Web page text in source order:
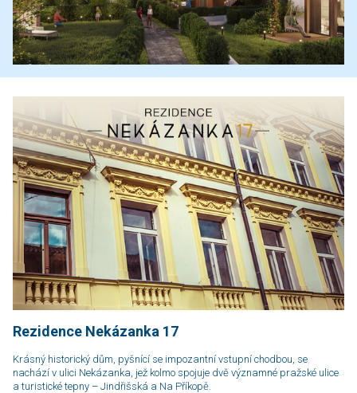
Rezidence Nekázanka 17
Krásný historický dům, pyšnící se impozantní vstupní chodbou, se
nachází v ulici Nekázanka, jež kolmo spojuje dvě významné pražské ulice
a turistické tepny – Jindřišská a Na Příkopě.